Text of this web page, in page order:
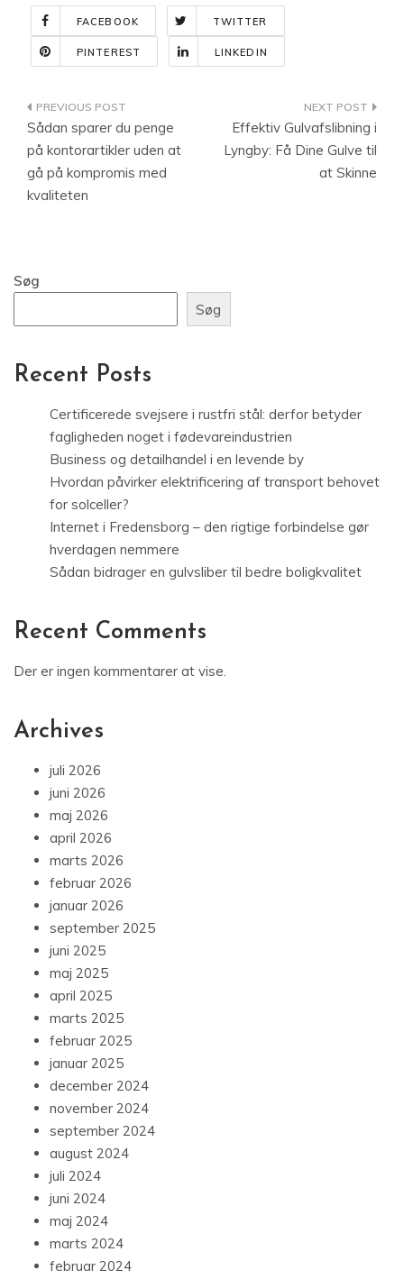
FACEBOOK TWITTER
PINTEREST LINKEDIN
Indlægsnavigation
Sådan sparer du penge
på kontorartikler uden at
gå på kompromis med
kvaliteten
Effektiv Gulvafslibning i
Lyngby: Få Dine Gulve til
at Skinne
Søg
Søg
Recent Posts
Certificerede svejsere i rustfri stål: derfor betyder
fagligheden noget i fødevareindustrien
Business og detailhandel i en levende by
Hvordan påvirker elektrificering af transport behovet
for solceller?
Internet i Fredensborg – den rigtige forbindelse gør
hverdagen nemmere
Sådan bidrager en gulvsliber til bedre boligkvalitet
Recent Comments
Der er ingen kommentarer at vise.
Archives
juli 2026
juni 2026
maj 2026
april 2026
marts 2026
februar 2026
januar 2026
september 2025
juni 2025
maj 2025
april 2025
marts 2025
februar 2025
januar 2025
december 2024
november 2024
september 2024
august 2024
juli 2024
juni 2024
maj 2024
marts 2024
februar 2024